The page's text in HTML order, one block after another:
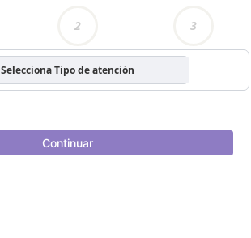
2 3
Selecciona Tipo de atención
Continuar